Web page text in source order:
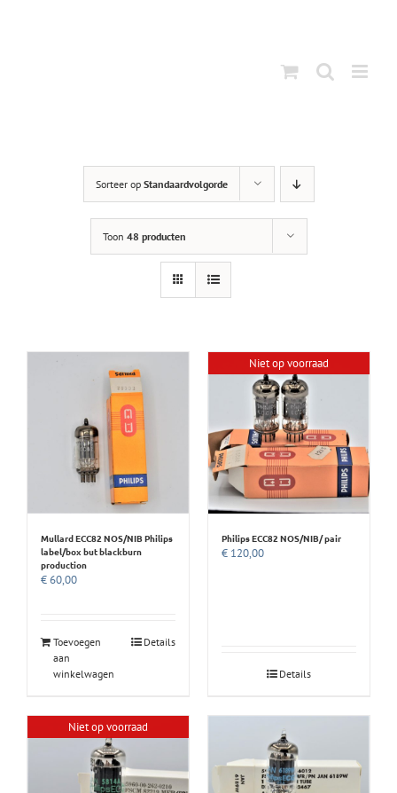
Sorteer op Standaardvolgorde
Toon 48 producten
Mullard ECC82 NOS/NIB Philips
label/box but blackburn
production
€60,00
Toevoegen
aan
winkelwagen
Details
Niet op voorraad
Philips ECC82 NOS/NIB/ pair
€ 120,00
Details
Niet op voorraad